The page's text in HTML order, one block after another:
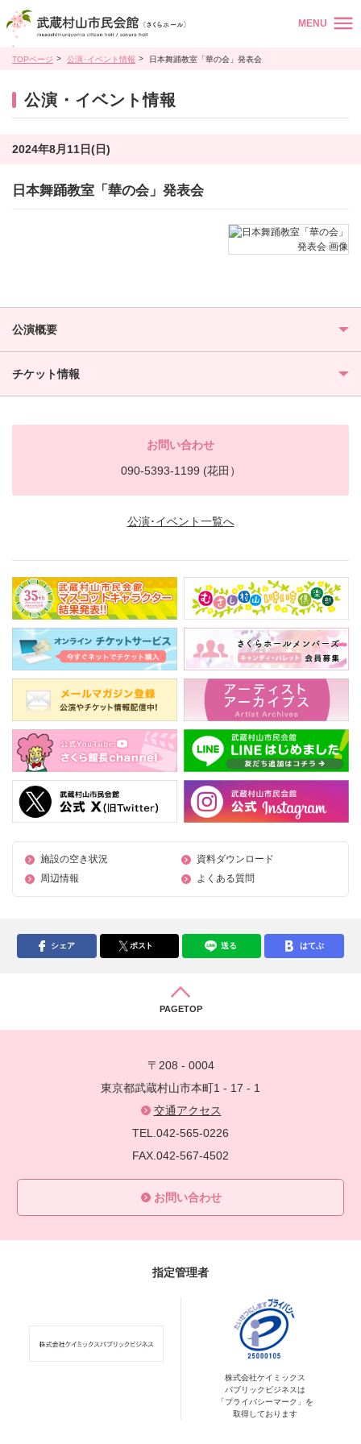
MENU
TOPページ 公演･イベント情報 日本舞踊教室「華の会」発表会
公演・イベント情報
2024年8月11日(日)
日本舞踊教室「華の会」発表会
公演概要
チケット情報
お問い合わせ
090-5393-1199 (花田）
公演･イベント一覧へ
施設の空き状況
資料ダウンロード
周辺情報
よくある質問
シェア ポスト 送る はてぶ
PAGETOP
〒208 - 0004
東京都武蔵村山市本町1 - 17 - 1
交通アクセス
TEL.042-565-0226
FAX.042-567-4502
お問い合わせ
指定管理者
株式会社ケイミックス
パブリックビジネスは
「プライバシーマーク」を
取得しております